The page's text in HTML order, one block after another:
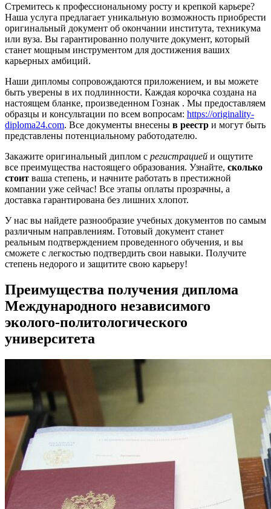
Стремитесь к профессиональному росту и крепкой карьере?
Наша услуга предлагает уникальную возможность приобрести
оригинальный документ об окончании института, техникума
или вуза. Вы гарантированно получите документ, который
станет мощным инструментом для достижения ваших
карьерных амбиций.
Наши дипломы сопровождаются приложением, и вы можете
быть уверены в их подлинности. Каждая корочка создана на
настоящем бланке, произведенном Гознак . Мы предоставляем
образцы и консультации по всем вопросам: https://originality-
diploma24.com. Все документы внесены в реестр и могут быть
представлены потенциальному работодателю.
Закажите оригинальный диплом с регистрацией и ощутите
все преимущества настоящего образования. Узнайте, сколько
стоит ваша степень, и начните работать в престижной
компании уже сейчас! Все этапы оплаты прозрачны, а
доставка гарантирована без лишних хлопот.
У нас вы найдете разнообразие учебных документов по самым
различным направлениям. Готовый документ станет
реальным подтверждением проведенного обучения, и вы
сможете с легкостью подтвердить свои навыки. Получите
степень недорого и защитите свою карьеру!
Преимущества получения диплома
Международного независимого
эколого-политологического
университета